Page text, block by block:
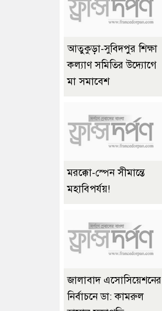
আতুকুড়া-সুবিদপুর শিক্ষা
কল্যাণ সমিতির উদ্যোগে
মা সমাবেশ
মরক্কো-স্পেন সীমান্তে
মহাবিপর্যয়!
জালাবাদ এসোসিয়েশনের
নির্বাচনে ডা: কামরুল